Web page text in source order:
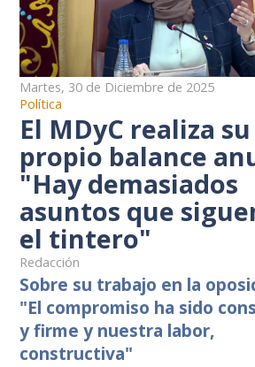
Martes, 30 de Diciembre de 2025
Política
El MDyC realiza su
propio balance
"Hay demasiados
asuntos que
el tintero"
Redacción
Sobre su trabajo en la
"El compromiso ha sido
y firme y nuestra labor,
constructiva"